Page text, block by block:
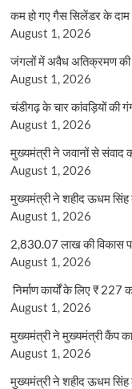
कम हो गए गैस सिलेंडर के दाम
August 1, 2026
जंगलों में अवैध अतिक्रमण की
August 1, 2026
चंडीगढ़ के चार कांवड़ियों की
August 1, 2026
मुख्यमंत्री ने जवानों से संवाद
August 1, 2026
मुख्यमंत्री ने शहीद ऊधम सिंह
August 1, 2026
2,830.07 लाख की विकास
August 1, 2026
निर्माण कार्यों के लिए ₹ 227
August 1, 2026
मुख्यमंत्री ने मुख्यमंत्री कैंप
August 1, 2026
मुख्यमंत्री ने शहीद ऊधम सिंह